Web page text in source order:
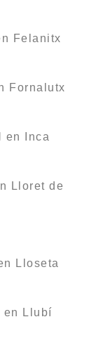
Felanitx
Fornalutx
en Inca
Lloret de
Lloseta
en Llubí